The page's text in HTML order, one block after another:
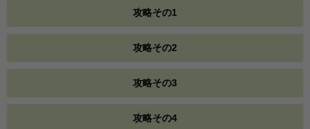
攻略その1
攻略その2
攻略その3
攻略その4